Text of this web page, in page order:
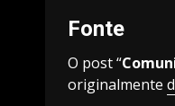
Fonte
O post “
originalmente